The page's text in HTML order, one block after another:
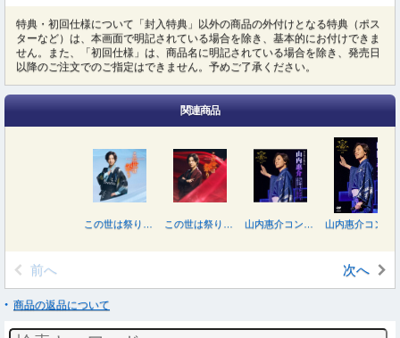
特典・初回仕様について「封入特典」以外の商品の外付けとなる特典（ポス
ターなど）は、本画面で明記されている場合を除き、基本的にお付けできま
せん。また、「初回仕様」は、商品名に明記されている場合を除き、発売日
以降のご注文でのご指定はできません。予めご了承ください。
関連商品
前へ 次へ
商品の返品について